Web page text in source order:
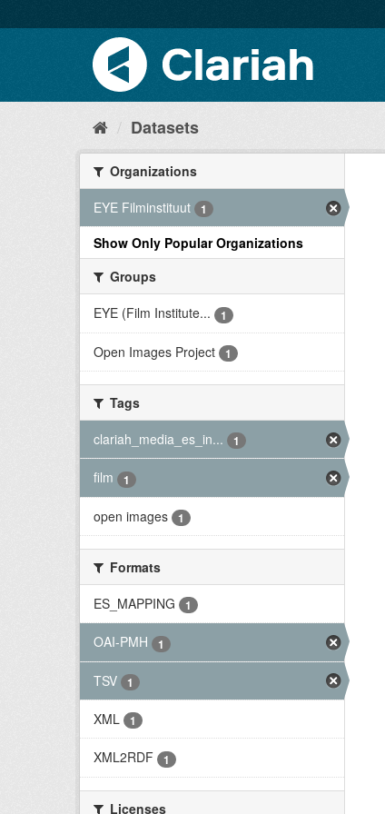
Datasets
Organizations
EYE Filminstituut
1
Show Only Popular Organizations
Groups
EYE (Film Institute...
1
Open Images Project 1
Tags
clariah_media_es_in...
1
film 1
open images 1
Formats
ES_MAPPING
1
OAI-PMH 1
TSV 1
XML 1
XML2RDF 1
Licenses